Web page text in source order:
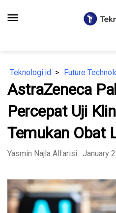
menu
Teknologi.id Future
AstraZeneca
Percepat Uji
Temukan Obat
Yasmin Najla Alfarisi . January